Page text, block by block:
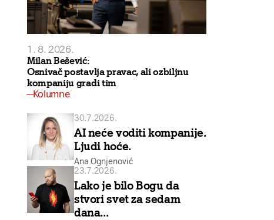
1. 8. 2026.
Milan Bešević:
Osnivač postavlja pravac, ali ozbiljnu
kompaniju gradi tim
Kolumne
30.7.2026.
AI neće voditi kompanije.
Ljudi hoće.
Ana Ognjenović
23.7.2026.
Lako je bilo Bogu da
stvori svet za sedam
dana…